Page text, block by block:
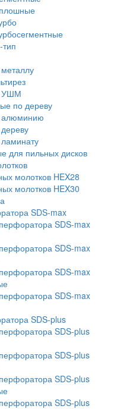
УШМ
по дереву
алюминию
для пильных дисков
молотков HEX28
молотков HEX30
SDS-max
SDS-max
SDS-max
SDS-max
SDS-max
SDS-plus
SDS-plus
SDS-plus
SDS-plus
SDS-plus